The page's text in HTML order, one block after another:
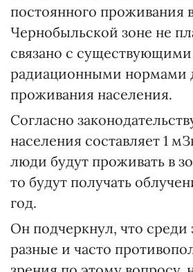
постоянного проживания
Чернобыльской зоне не
связано с существующими
радиационными нормами
проживания населения.
Согласно
населения составляет 1
люди будут проживать в
то будут получать
год.
Он подчеркнул, что среди
разные и часто